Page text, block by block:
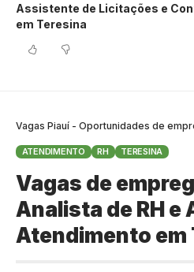
Assistente de Licitações e
em Teresina
ATENDIMENTO RH TERESINA
Vagas de
Analista de RH
Atendimento em